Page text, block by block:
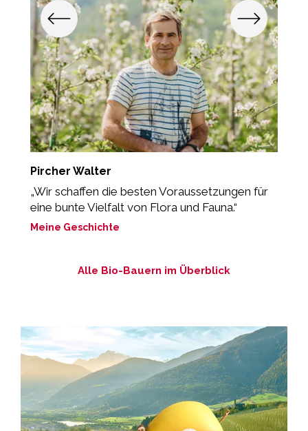
Pircher Walter
„Wir schaffen die besten Voraussetzungen für
eine bunte Vielfalt von Flora und Fauna.“
Meine Geschichte
Alle Bio-Bauern im Überblick